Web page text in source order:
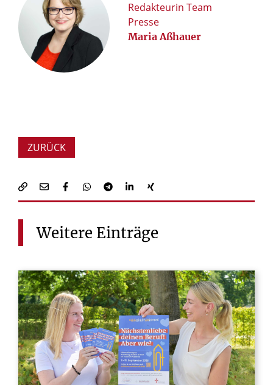
Redakteurin Team
Presse
Maria Aßhauer
ZURÜCK
Weitere Einträge